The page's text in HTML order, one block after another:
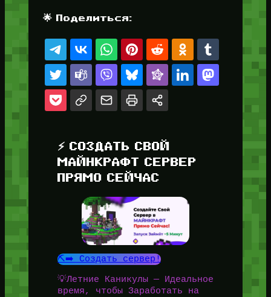
🌟 Поделиться:
⚡ СОЗДАТЬ СВОЙ
МАЙНКРАФТ СЕРВЕР
ПРЯМО СЕЙЧАС
⛏️➡️ Создать сервер!
💡Летние Каникулы — Идеальное
время, чтобы Заработать на